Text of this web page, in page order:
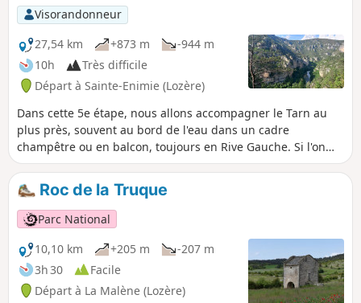
Visorandonneur
27,54 km
+873 m
-944 m
10h
Très difficile
Départ à Sainte-Enimie (Lozère)
Dans cette 5e étape, nous allons accompagner le Tarn au
plus près, souvent au bord de l'eau dans un cadre
champêtre ou en balcon, toujours en Rive Gauche. Si l'on
veut l'apprécier en prenant le temps de flâner, il faudra
faire le choix de la scinder en deux étapes, vers La Malène
par exemple.
Roc de la Truque
Parc National
10,10 km
+205 m
-207 m
3h 30
Facile
Départ à La Malène (Lozère)